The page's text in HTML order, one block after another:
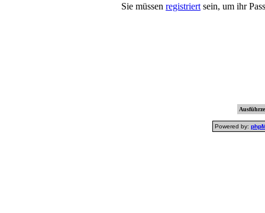
Sie müssen registriert sein, um ihr
Powered by: